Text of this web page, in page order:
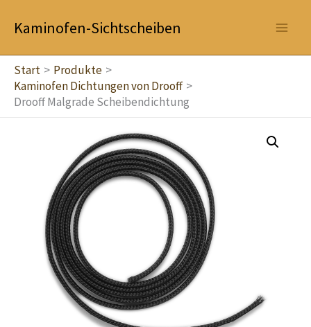
InhaltKaminofen-Sichtscheiben
Start
Produkte
Kaminofen Dichtungen von Drooff
Drooff Malgrade Scheibendichtung